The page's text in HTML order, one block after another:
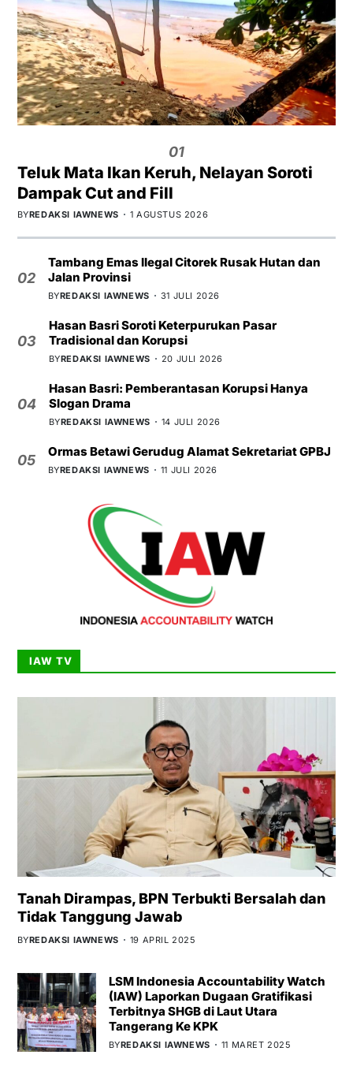
01
Teluk Mata Ikan Keruh, Nelayan Soroti
Dampak Cut and Fill
BYREDAKSI IAWNEWS 1 AGUSTUS 2026
02
Tambang Emas Ilegal Citorek Rusak Hutan dan
Jalan Provinsi
BYREDAKSI IAWNEWS 31 JULI 2026
03
Hasan Basri Soroti Keterpurukan Pasar
Tradisional dan Korupsi
BYREDAKSI IAWNEWS 20 JULI 2026
04
Hasan Basri: Pemberantasan Korupsi Hanya
Slogan Drama
BYREDAKSI IAWNEWS 14 JULI 2026
05
Ormas Betawi Gerudug Alamat Sekretariat GPBJ
BYREDAKSI IAWNEWS 11 JULI 2026
IAW TV
Tanah Dirampas, BPN Terbukti Bersalah dan
Tidak Tanggung Jawab
BYREDAKSI IAWNEWS 19 APRIL 2025
LSM Indonesia Accountability Watch
(IAW) Laporkan Dugaan Gratifikasi
Terbitnya SHGB di Laut Utara
Tangerang Ke KPK
BYREDAKSI IAWNEWS 11 MARET 2025